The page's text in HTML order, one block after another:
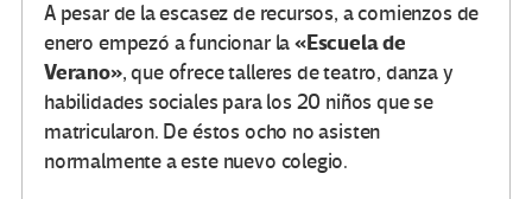
A pesar de la escasez de recursos, a comienzos de
enero empezó a funcionar la«Escuela de
Verano», que ofrece talleres de teatro, danza y
habilidades sociales para los 20 niños que se
matricularon. De éstos ocho no asisten
normalmente a este nuevo colegio.